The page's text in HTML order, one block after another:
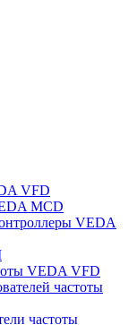
VFD
MCD
VEDA
VEDA VFD
частоты
частоты